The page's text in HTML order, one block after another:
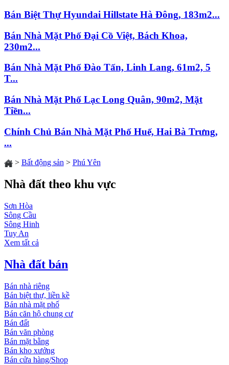
Bán Biệt Thự Hyundai Hillstate Hà Đông, 183m2...
Bán Nhà Mặt Phố Đại Cồ Việt, Bách Khoa,
230m2...
Bán Nhà Mặt Phố Đào Tấn, Linh Lang, 61m2, 5
T...
Bán Nhà Mặt Phố Lạc Long Quân, 90m2, Mặt
Tiền...
Chính Chủ Bán Nhà Mặt Phố Huế, Hai Bà Trưng,
...
> Bất động sản> Phú Yên
Nhà đất theo khu vực
Sơn Hòa
Sông Cầu
Sông Hinh
Tuy An
Xem tất cả
Nhà đất bán
Bán nhà riêng
Bán biệt thự, liền kề
Bán nhà mặt phố
Bán căn hộ chung cư
Bán đất
Bán văn phòng
Bán mặt bằng
Bán kho xưởng
Bán cửa hàng/Shop